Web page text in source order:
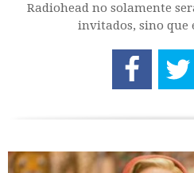
Radiohead no solamente
invitados, sino